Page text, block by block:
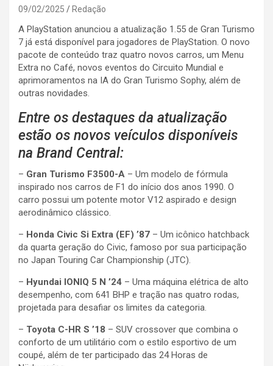
09/02/2025 Redação
A PlayStation anunciou a atualização 1.55 de Gran Turismo
7 já está disponível para jogadores de PlayStation. O novo
pacote de conteúdo traz quatro novos carros, um Menu
Extra no Café, novos eventos do Circuito Mundial e
aprimoramentos na IA do Gran Turismo Sophy, além de
outras novidades.
Entre os destaques da atualização
estão os novos veículos disponíveis
na Brand Central:
– Gran Turismo F3500-A – Um modelo de fórmula
inspirado nos carros de F1 do início dos anos 1990. O
carro possui um potente motor V12 aspirado e design
aerodinâmico clássico.
– Honda Civic Si Extra (EF) ’87 – Um icônico hatchback
da quarta geração do Civic, famoso por sua participação
no Japan Touring Car Championship (JTC).
– Hyundai IONIQ 5 N ’24 – Uma máquina elétrica de alto
desempenho, com 641 BHP e tração nas quatro rodas,
projetada para desafiar os limites da categoria.
– Toyota C-HR S ’18 – SUV crossover que combina o
conforto de um utilitário com o estilo esportivo de um
coupé, além de ter participado das 24 Horas de